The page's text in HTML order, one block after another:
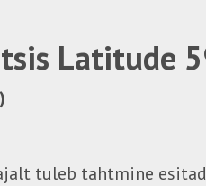
Latitude
tuleb tahtmine